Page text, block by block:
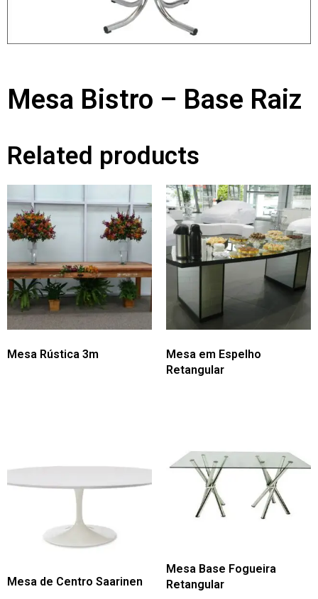
Mesa Bistro – Base Raiz
Related products
Mesa Rústica 3m
Mesa em Espelho
Retangular
Mesa de Centro Saarinen
Mesa Base Fogueira
Retangular